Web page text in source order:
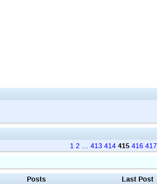
1 2 … 413 414 415 416 417
Posts Last Post